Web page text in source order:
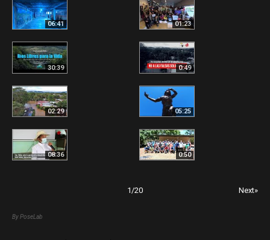
06:41 01:23
30:39 0:49
02:29 05:25
08:36 0:50
1/20 Next»
By PoseLab